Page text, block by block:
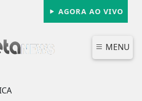
AGORA AO VIVO
MENU